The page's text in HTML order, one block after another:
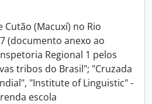
(Macuxí) no Rio
(documento anexo ao
Regional 1 pelos
tribos do Brasil"; "Cruzada
"Institute of Linguistic" -
escola